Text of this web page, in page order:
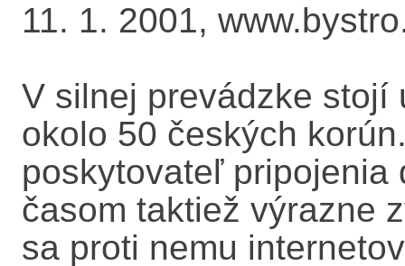
11. 1. 2001,
V silnej prevádzke stojí
okolo 50 českých
poskytovateľ pripojenia
časom taktiež výrazne
sa proti nemu